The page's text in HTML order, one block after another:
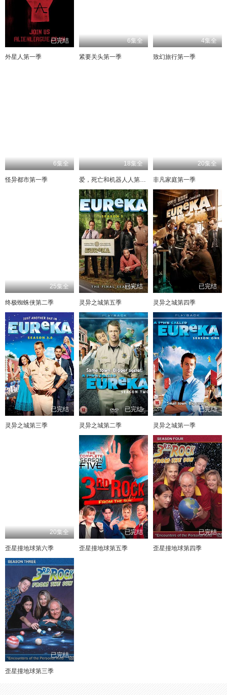
已完结
外星人第一季
6集全
紧要关头第一季
4集全
致幻旅行第一季
6集全
怪异都市第一季
18集全
爱，死亡和机器人人第一季
20集全
非凡家庭第一季
25集全
终极蜘蛛侠第二季
已完结
灵异之城第五季
已完结
灵异之城第四季
已完结
灵异之城第三季
已完结
灵异之城第二季
已完结
灵异之城第一季
20集全
歪星撞地球第六季
已完结
歪星撞地球第五季
已完结
歪星撞地球第四季
已完结
歪星撞地球第三季